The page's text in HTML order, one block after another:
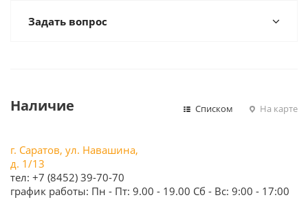
Задать вопрос
Наличие Списком На карте
г. Саратов, ул. Навашина,
д. 1/13
тел: +7 (8452) 39-70-70
график работы: Пн - Пт: 9.00 - 19.00 Сб - Вс: 9:00 - 17:00